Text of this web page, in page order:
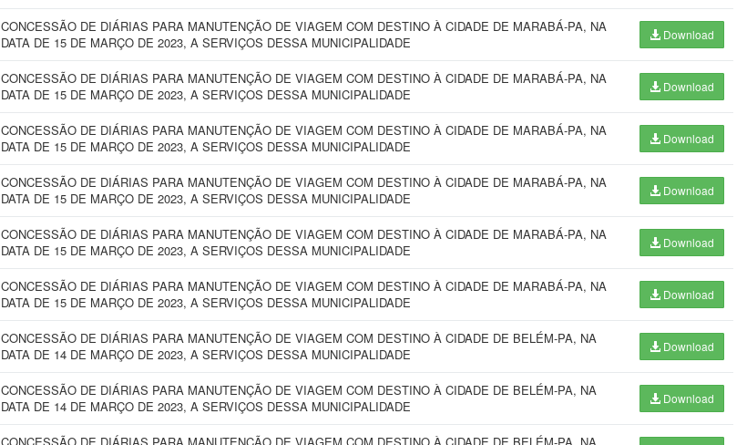
CONCESSÃO DE DIÁRIAS PARA MANUTENÇÃO DE VIAGEM COM DESTINO À CIDADE DE MARABÁ-PA, NA
DATA DE 15 DE MARÇO DE 2023, A SERVIÇOS DESSA MUNICIPALIDADE
Download
CONCESSÃO DE DIÁRIAS PARA MANUTENÇÃO DE VIAGEM COM DESTINO À CIDADE DE MARABÁ-PA, NA
DATA DE 15 DE MARÇO DE 2023, A SERVIÇOS DESSA MUNICIPALIDADE
Download
CONCESSÃO DE DIÁRIAS PARA MANUTENÇÃO DE VIAGEM COM DESTINO À CIDADE DE MARABÁ-PA, NA
DATA DE 15 DE MARÇO DE 2023, A SERVIÇOS DESSA MUNICIPALIDADE
Download
CONCESSÃO DE DIÁRIAS PARA MANUTENÇÃO DE VIAGEM COM DESTINO À CIDADE DE MARABÁ-PA, NA
DATA DE 15 DE MARÇO DE 2023, A SERVIÇOS DESSA MUNICIPALIDADE
Download
CONCESSÃO DE DIÁRIAS PARA MANUTENÇÃO DE VIAGEM COM DESTINO À CIDADE DE MARABÁ-PA, NA
DATA DE 15 DE MARÇO DE 2023, A SERVIÇOS DESSA MUNICIPALIDADE
Download
CONCESSÃO DE DIÁRIAS PARA MANUTENÇÃO DE VIAGEM COM DESTINO À CIDADE DE MARABÁ-PA, NA
DATA DE 15 DE MARÇO DE 2023, A SERVIÇOS DESSA MUNICIPALIDADE
Download
CONCESSÃO DE DIÁRIAS PARA MANUTENÇÃO DE VIAGEM COM DESTINO À CIDADE DE BELÉM-PA, NA
DATA DE 14 DE MARÇO DE 2023, A SERVIÇOS DESSA MUNICIPALIDADE
Download
CONCESSÃO DE DIÁRIAS PARA MANUTENÇÃO DE VIAGEM COM DESTINO À CIDADE DE BELÉM-PA, NA
DATA DE 14 DE MARÇO DE 2023, A SERVIÇOS DESSA MUNICIPALIDADE
Download